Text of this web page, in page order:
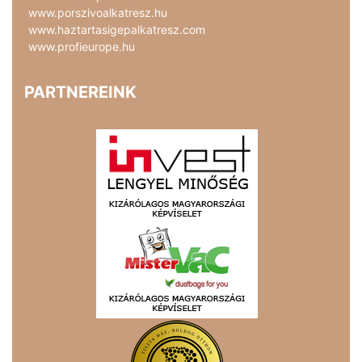
www.porszivoalkatresz.hu
www.haztartasigepalkatresz.com
www.profieurope.hu
PARTNEREINK